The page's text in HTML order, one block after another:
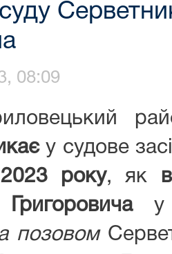
08:09
у судове
2023 року, як
у
позовом